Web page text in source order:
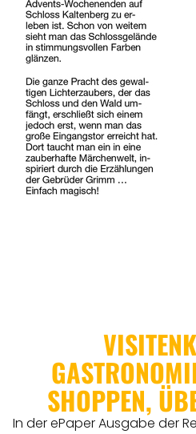
SHOPPEN,
In der ePaper Ausgabe der